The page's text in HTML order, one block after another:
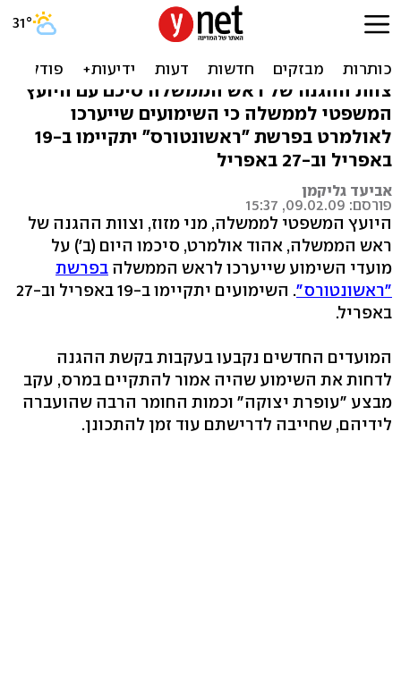
מזוז ופרקליטי רה"מ סיכמו:
שימוע בסוף אפריל
צוות ההגנה של ראש הממשלה סיכם עם היועץ
המשפטי לממשלה כי השימועים שייערכו
לאולמרט בפרשת "ראשונטורס" יתקיימו ב-19
באפריל וב-27 באפריל
אביעד גליקמן
פורסם: 09.02.09, 15:37
היועץ המשפטי לממשלה, מני מזוז, וצוות ההגנה של
ראש הממשלה, אהוד אולמרט, סיכמו היום (ב') על
מועדי השימוע שייערכו לראש הממשלה בפרשת
"ראשונטורס"
. השימועים יתקיימו ב-19 באפריל וב-27
באפריל.
המועדים החדשים נקבעו בעקבות בקשת ההגנה
לדחות את השימוע שהיה אמור להתקיים במרס, עקב
מבצע "עופרת יצוקה" וכמות החומר הרבה שהועברה
לידיהם, שחייבה לדרישתם עוד זמן להתכונן.